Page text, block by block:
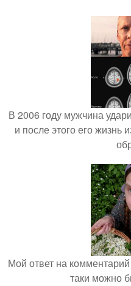
В 2006 году мужчина
и после этого его
Мой ответ на
таки можно